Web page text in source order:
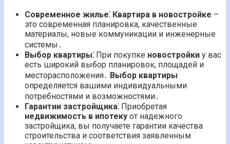
Современное жилье⁚ Квартира в новостройке –
это современная планировка, качественные
материалы, новые коммуникации и инженерные
системы․
Выбор квартиры⁚ При покупке новостройки у вас
есть широкий выбор планировок, площадей и
месторасположения․ Выбор квартиры
определяется вашими индивидуальными
потребностями и возможностями․
Гарантии застройщика⁚ Приобретая
недвижимость в ипотеку от надежного
застройщика, вы получаете гарантии качества
строительства и соответствия заявленным